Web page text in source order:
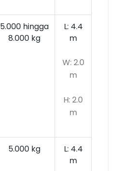
5.000 hingga
8.000 kg
L: 4.4
m
W: 2.0
m
H: 2.0
m
5.000 kg
L: 4.4
m